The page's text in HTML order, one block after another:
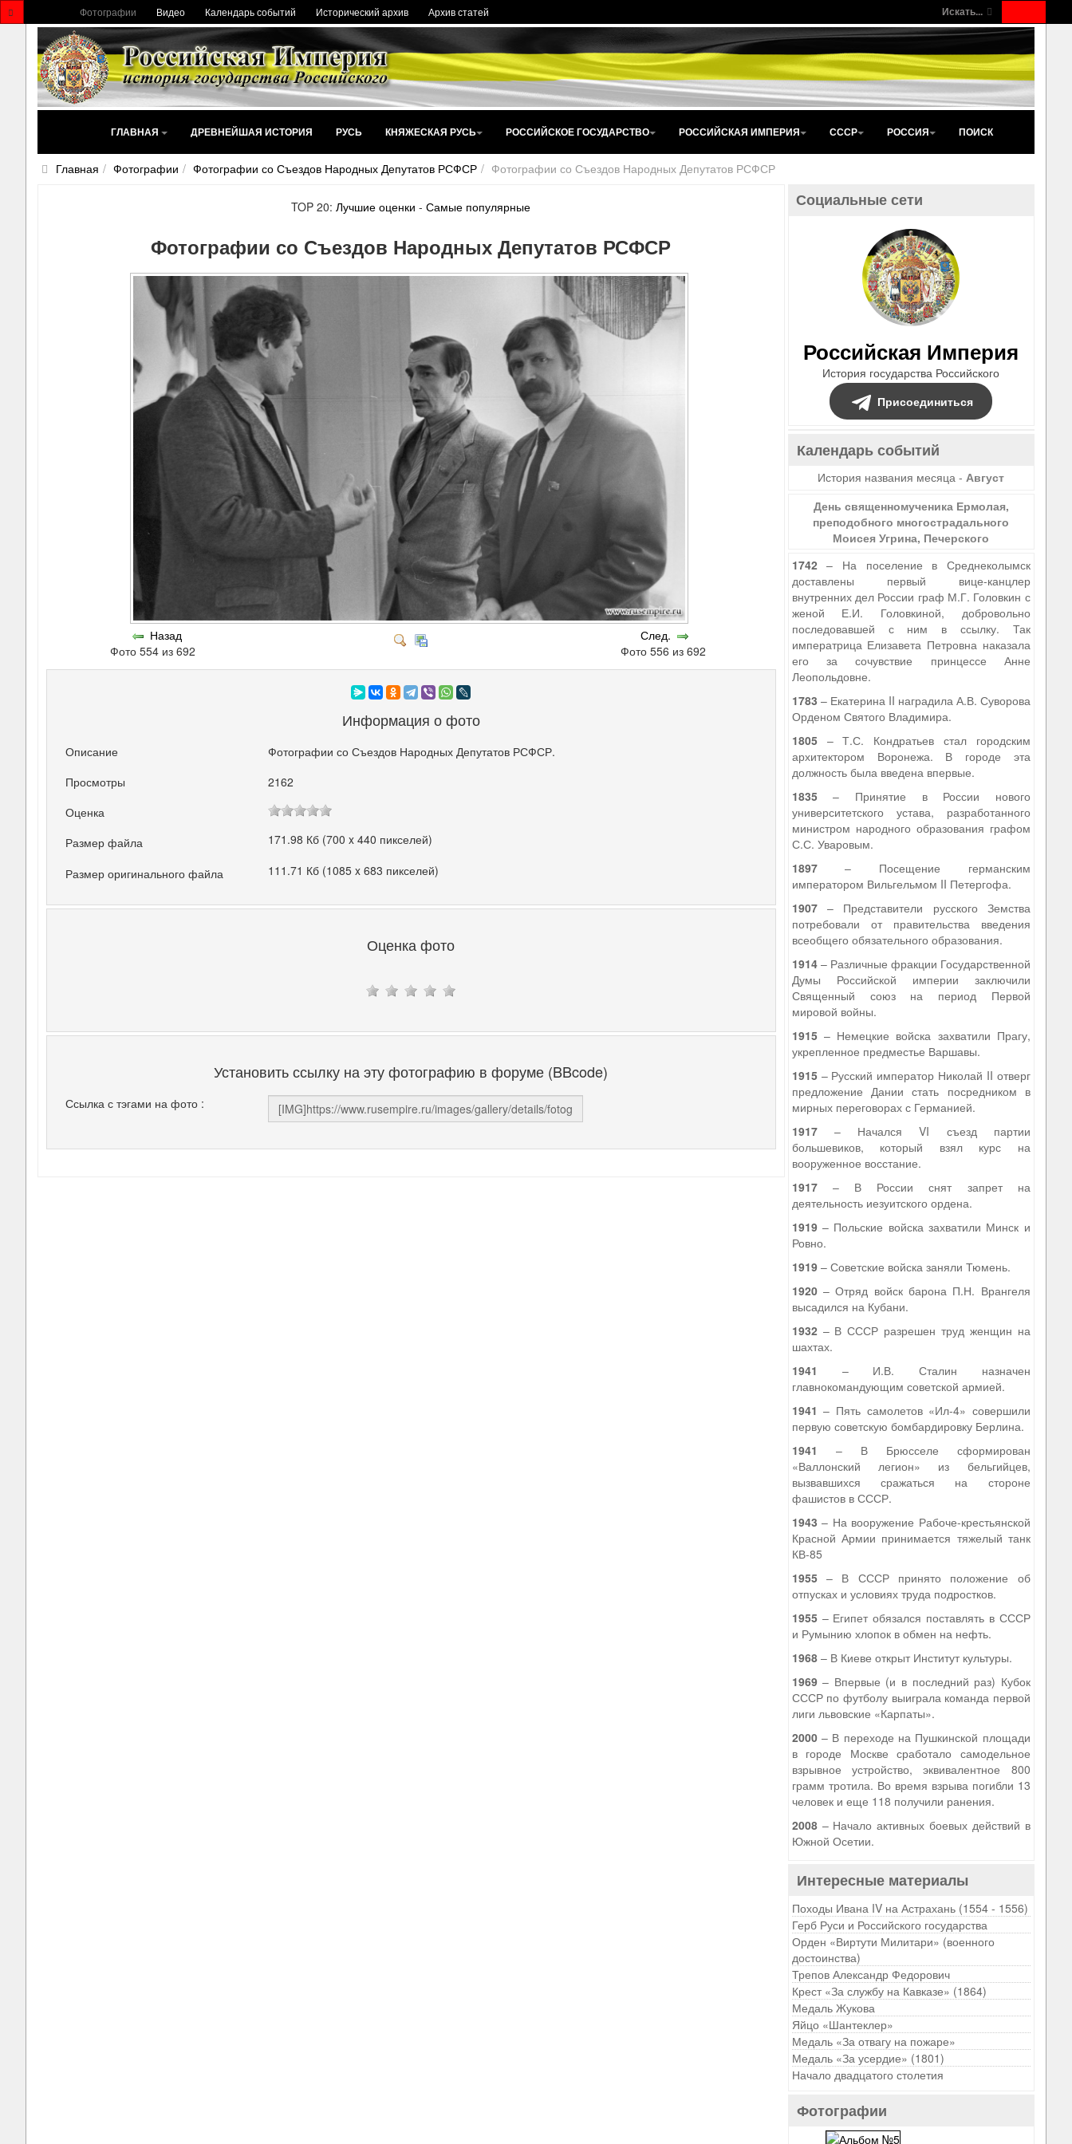
Искать...
Фотографии Видео Календарь событий Исторический архив Архив статей
ГЛАВНАЯ ДРЕВНЕЙШАЯ ИСТОРИЯ РУСЬ КНЯЖЕСКАЯ РУСЬ РОССИЙСКОЕ ГОСУДАРСТВО РОССИЙСКАЯ ИМПЕРИЯ СССР РОССИЯ ПОИСК
Главная Фотографии Фотографии со Съездов Народных Депутатов РСФСР Фотографии со Съездов Народных Депутатов РСФСР
TOP 20:Лучшие оценки -Самые популярные
Фотографии со Съездов Народных Депутатов РСФСР
Назад
Фото 554 из 692
След.
Фото 556 из 692
Информация о фото
Описание
Фотографии со Съездов Народных Депутатов РСФСР.
Просмотры
2162
Оценка
Размер файла
171.98 Кб (700 x 440 пикселей)
Размер оригинального файла 111.71 Кб (1085 x 683 пикселей)
Оценка фото
Установить ссылку на эту фотографию в форуме (BBcode)
Ссылка с тэгами на фото :
Социальные сети
Российская Империя
История государства Российского
Присоединиться
Календарь событий
История названия месяца -Август
День священномученика Ермолая,
преподобного многострадального
Моисея Угрина, Печерского
1742– На поселение в Среднеколымск
доставлены первый вице-канцлер
внутренних дел России граф М.Г. Головкин с
женой Е.И. Головкиной, добровольно
последовавшей с ним в ссылку. Так
императрица Елизавета Петровна наказала
его за сочувствие принцессе Анне
Леопольдовне.
1783 – Екатерина II наградила А.В. Суворова
Орденом Святого Владимира.
1805– Т.С. Кондратьев стал городским
архитектором Воронежа. В городе эта
должность была введена впервые.
1835– Принятие в России нового
университетского устава, разработанного
министром народного образования графом
С.С. Уваровым.
1897– Посещение германским
императором Вильгельмом II Петергофа.
1907– Представители русского Земства
потребовали от правительства введения
всеобщего обязательного образования.
1914– Различные фракции Государственной
Думы Российской империи заключили
Священный союз на период Первой
мировой войны.
1915– Немецкие войска захватили Прагу,
укрепленное предместье Варшавы.
1915– Русский император Николай II отверг
предложение Дании стать посредником в
мирных переговорах с Германией.
1917– Начался VI съезд партии
большевиков, который взял курс на
вооруженное восстание.
1917– В России снят запрет на
деятельность иезуитского ордена.
1919– Польские войска захватили Минск и
Ровно.
1919– Советские войска заняли Тюмень.
1920– Отряд войск барона П.Н. Врангеля
высадился на Кубани.
1932– В СССР разрешен труд женщин на
шахтах.
1941 – И.В. Сталин назначен
главнокомандующим советской армией.
1941 – Пять самолетов «Ил-4» совершили
первую советскую бомбардировку Берлина.
1941 – В Брюсселе сформирован
«Валлонский легион» из бельгийцев,
вызвавшихся сражаться на стороне
фашистов в СССР.
1943 – На вооружение Рабоче-крестьянской
Красной Армии принимается тяжелый танк
КВ-85
1955– В СССР принято положение об
отпусках и условиях труда подростков.
1955– Египет обязался поставлять в СССР
и Румынию хлопок в обмен на нефть.
1968– В Киеве открыт Институт культуры.
1969– Впервые (и в последний раз) Кубок
СССР по футболу выиграла команда первой
лиги львовские «Карпаты».
2000– В переходе на Пушкинской площади
в городе Москве сработало самодельное
взрывное устройство, эквивалентное 800
грамм тротила. Во время взрыва погибли 13
человек и еще 118 получили ранения.
2008– Начало активных боевых действий в
Южной Осетии.
Интересные материалы
Походы Ивана IV на Астрахань (1554 - 1556)
Герб Руси и Российского государства
Орден «Виртути Милитари» (военного
достоинства)
Трепов Александр Федорович
Крест «За службу на Кавказе» (1864)
Медаль Жукова
Яйцо «Шантеклер»
Медаль «За отвагу на пожаре»
Медаль «За усердие» (1801)
Начало двадцатого столетия
Фотографии